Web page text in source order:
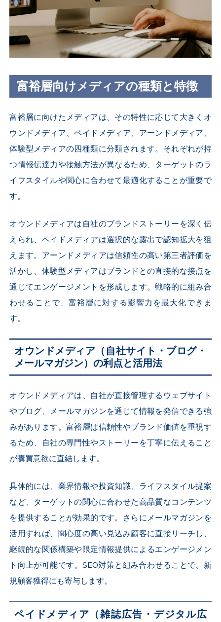
富裕層向けメディアの種類と特徴
富裕層に向けたメディアは、その特性に応じて大きくオ
ウンドメディア、ペイドメディア、アーンドメディア、
体験型メディアの四種類に分類されます。それぞれが持
つ情報伝達力や接触方法が異なるため、ターゲットのラ
イフスタイルや関心に合わせて最適化することが重要で
す。
オウンドメディアは自社のブランドストーリーを深く伝
えられ、ペイドメディアは選択的な露出で認知拡大を狙
えます。アーンドメディアは信頼性の高い第三者評価を
活かし、体験型メディアはブランドとの直接的な接点を
通じてエンゲージメントを形成します。戦略的に組み合
わせることで、富裕層に対する影響力を最大化できま
す。
オウンドメディア（自社サイト・ブログ・
メールマガジン）の利点と活用法
オウンドメディアは、自社が直接管理するウェブサイト
やブログ、メールマガジンを通じて情報を発信できる強
みがあります。富裕層は信頼性やブランド価値を重視す
るため、自社の専門性やストーリーを丁寧に伝えること
が購買意欲に直結します。
具体的には、業界情報や投資知識、ライフスタイル提案
など、ターゲットの関心に合わせた高品質なコンテンツ
を提供することが効果的です。さらにメールマガジンを
活用すれば、関心度の高い見込み顧客に直接リーチし、
継続的な関係構築や限定情報提供によるエンゲージメン
ト向上が可能です。SEO対策と組み合わせることで、新
規顧客獲得にも寄与します。
ペイドメディア（雑誌広告・デジタル広